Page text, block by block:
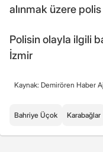
alınmak üzere
Polisin olayla ilgili
İzmir
Kaynak: Demirören Haber
Bahriye Üçok Karabağlar